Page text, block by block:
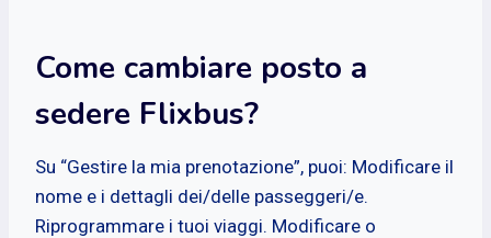
Come cambiare posto a
sedere Flixbus?
Su “Gestire la mia prenotazione”, puoi: Modificare il
nome e i dettagli dei/delle passeggeri/e.
Riprogrammare i tuoi viaggi. Modificare o